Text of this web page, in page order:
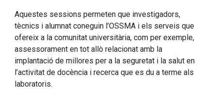
Aquestes sessions permeten que investigadors,
tècnics i alumnat coneguin l’OSSMA i els serveis que
ofereix a la comunitat universitària, com per exemple,
assessorament en tot allò relacionat amb la
implantació de millores per a la seguretat i la salut en
l’activitat de docència i recerca que es du a terme als
laboratoris.